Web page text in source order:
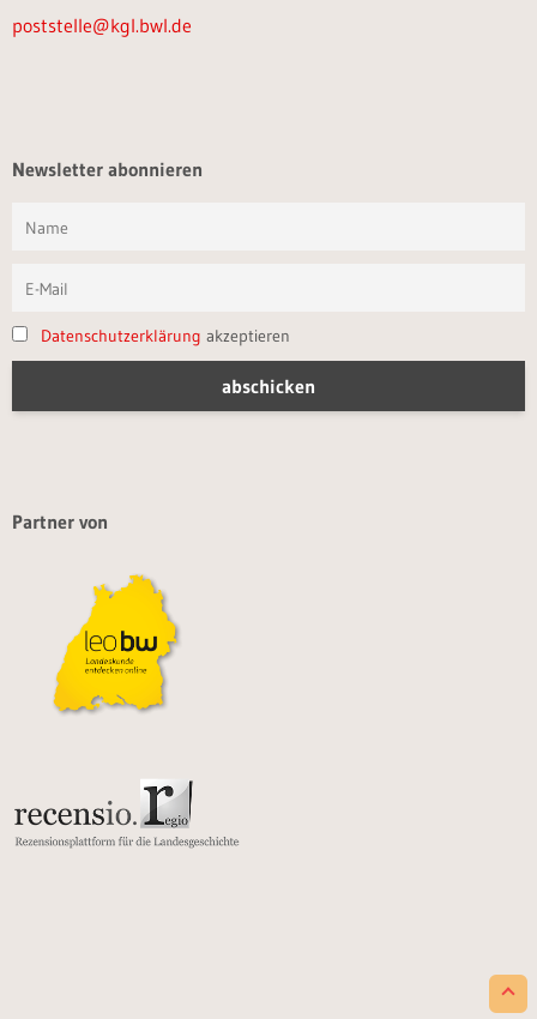
poststelle@kgl.bwl.de
Newsletter abonnieren
Datenschutzerklärung akzeptieren
Partner von